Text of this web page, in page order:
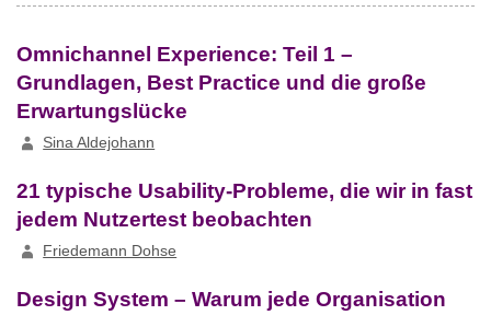
Omnichannel Experience: Teil 1 –
Grundlagen, Best Practice und die große
Erwartungslücke
Sina Aldejohann
21 typische Usability-Probleme, die wir in fast
jedem Nutzertest beobachten
Friedemann Dohse
Design System – Warum jede Organisation